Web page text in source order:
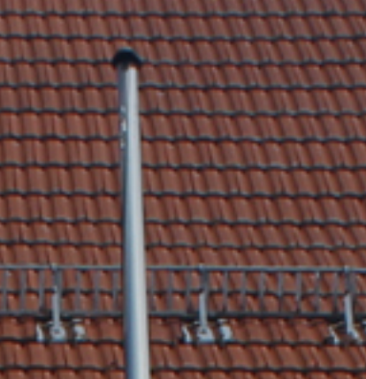
Dienstleistungen A-Z
Formulare & Satzungen
Gemeinderat